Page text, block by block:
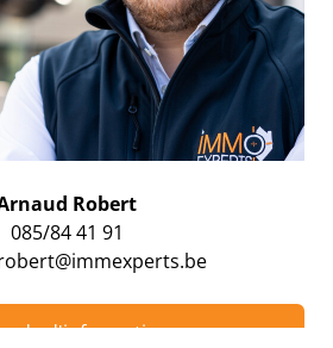
Robert
085/84 41 91
d'informations